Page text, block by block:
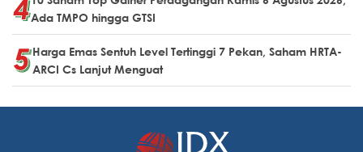
Ada TMPO hingga GTSI
Harga Emas Sentuh Level Tertinggi 7 Pekan, Saham HRTA-
ARCI Cs Lanjut Menguat